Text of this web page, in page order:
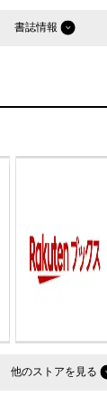
書誌情報
文庫判
他のストア